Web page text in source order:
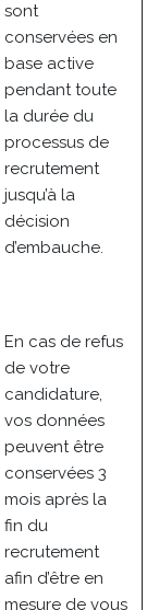
sont
conservées en
base active
pendant toute
la durée du
processus de
recrutement
jusqu’à la
décision
d’embauche.
En cas de refus
de votre
candidature,
vos données
peuvent être
conservées 3
mois après la
fin du
recrutement
afin d’être en
mesure de vous